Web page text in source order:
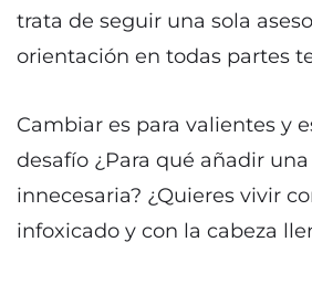
trata de seguir una sola
orientación en todas partes
Cambiar es para valientes y
desafío ¿Para qué añadir
innecesaria? ¿Quieres vivir
infoxicado y con la cabeza